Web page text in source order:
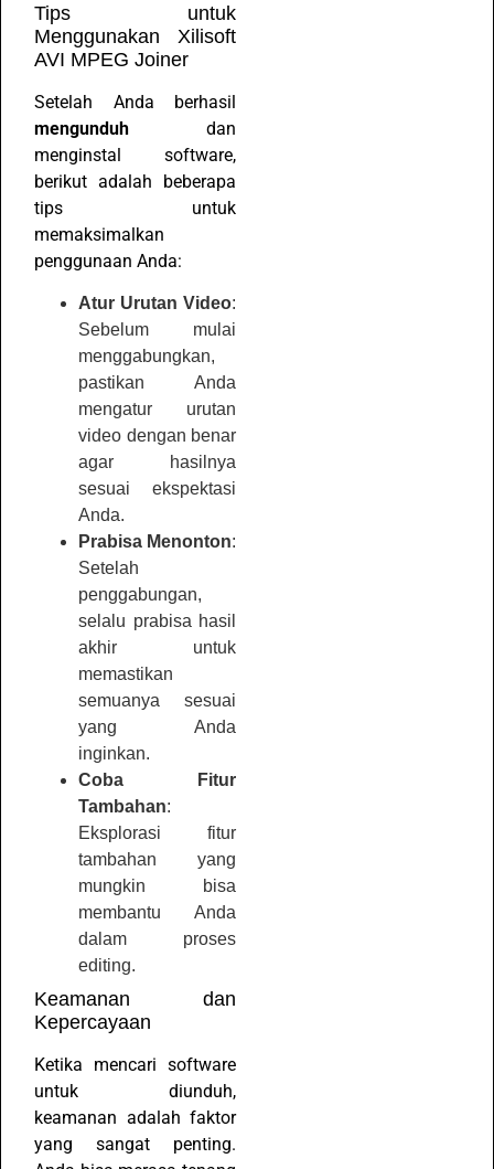
Tips untuk
Menggunakan Xilisoft
AVI MPEG Joiner
Setelah Anda berhasil
mengunduh dan
menginstal software,
berikut adalah beberapa
tips untuk
memaksimalkan
penggunaan Anda:
Atur Urutan Video:
Sebelum mulai
menggabungkan,
pastikan Anda
mengatur urutan
video dengan benar
agar hasilnya
sesuai ekspektasi
Anda.
Prabisa Menonton:
Setelah
penggabungan,
selalu prabisa hasil
akhir untuk
memastikan
semuanya sesuai
yang Anda
inginkan.
Coba Fitur
Tambahan:
Eksplorasi fitur
tambahan yang
mungkin bisa
membantu Anda
dalam proses
editing.
Keamanan dan
Kepercayaan
Ketika mencari software
untuk diunduh,
keamanan adalah faktor
yang sangat penting.